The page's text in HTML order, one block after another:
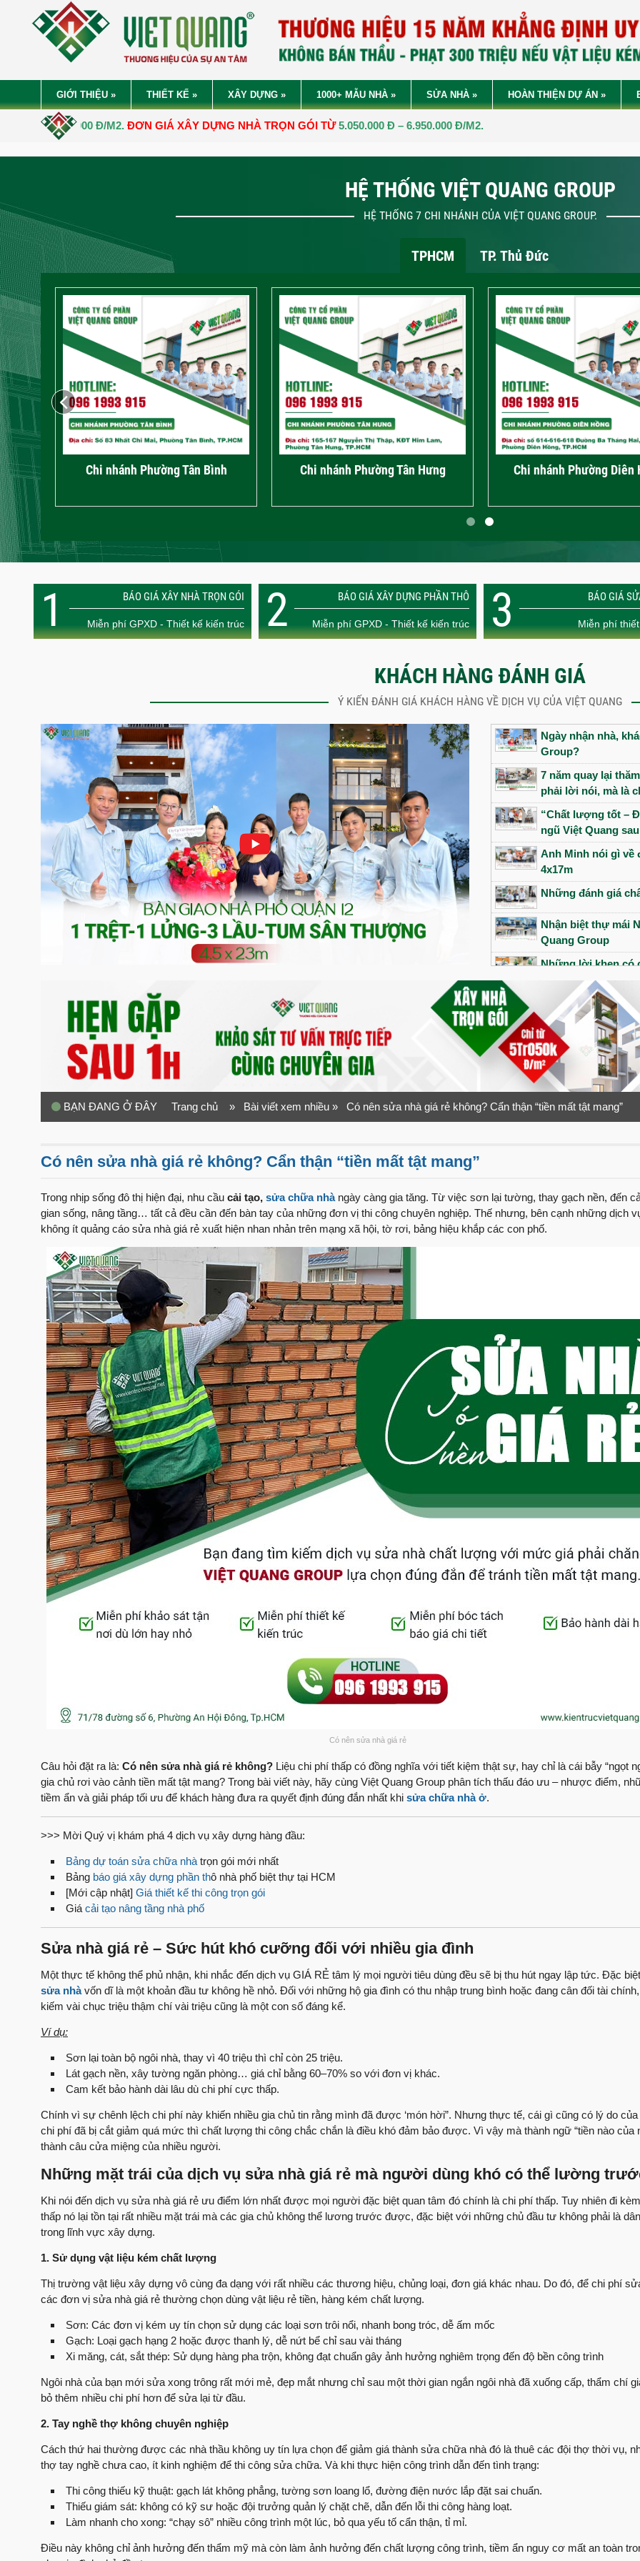
GIỚI THIỆU » THIẾT KẾ » XÂY DỰNG » 1000+ MẪU NHÀ » SỬA NHÀ » HOÀN THIỆN DỰ ÁN »
Đ/M2.ĐƠN GIÁ XÂY DỰNG NHÀ TRỌN GÓI TỪ5.050.000 Đ – 6.950.000 Đ/M2.
HỆ THỐNG VIỆT QUANG GROUP
HỆ THỐNG 7 CHI NHÁNH CỦA VIỆT QUANG GROUP.
TPHCM TP. Thủ Đức
Trụ sở chính – Phường An Hội Đông Chi nhánh Phường An Lạc Chi nhánh Tp.Thủ Đức
1 BÁO GIÁ XÂY NHÀ TRỌN GÓI
Miễn phí GPXD - Thiết kế kiến trúc 2 BÁO GIÁ XÂY DỰNG PHẦN THÔ
Miễn phí GPXD - Thiết kế kiến trúc 3 BÁO GIÁ
Miễn phí
KHÁCH HÀNG ĐÁNH GIÁ
Ý KIẾN ĐÁNH GIÁ KHÁCH HÀNG VỀ DỊCH VỤ CỦA VIỆT QUANG
Ngày nhận nhà,
Group?
7 năm quay lại
phải lời nói, mà là
“Chất lượng tốt –
ngũ Việt Quang
Anh Minh nói gì về
4x17m
Những đánh giá
Nhận biệt thự mái
Quang Group
Những lời khen có
công của đội ngũ
Bàn giao siêu
Tổ ấm đầu tiên
ra sao?
“Nhanh – Gọn –
Quang Group
Bàn giao nhà phố
1 năm sau bàn
An dưỡng tuổi già
Ninh
Lần đầu xây nhà
như thế nào?
“Tuyệt vời” mỹ từ
Chị Thơm nói gì
Ngày bàn giao –
9.5/10 điểm hài
mới
Nụ cười của anh
Việt Quang Group
Anh Sơn quận 12
Quang Group?
Nhận nhà mới chị
Vì sao anh Đạo tin
Việt Quang Group?
Nhận nhà 1 trệt 2
“Nhanh – Đúng
Việt Quang Group
Trọn niềm tin,
Sửa chữa nhà phố
Group như thế nào?
Anh Mông ngụ
Cảm nghĩ của anh
chữa?
Chủ công ty nước
Ngôi nhà “lột xác
Nhận nhà mới
Nhận xét trực tiếp
60 ngày lột xác
Anh An có cảm
Sửa nhà cùng Việt
Lắng nghe ý kiến
Những ý kiến của
Quang Group
Bàn giao nhà phố
Group
Bàn giao nhà |
Group
Review nhà |
Bàn giao nhà phố
Anh Tiến Quận 12
trình thi công xây
Bác sĩ Khôi chia
Những chi sẻ chân
tầng
Trao tay tổ ấm |
Nhân đôi niềm vui
anh Hải Tp. Thủ Đức
Bàn giao nhà phố
Việt Quang Group
Sửa chữa nhà phố
9.5/10 số điểm gần
BẠN ĐANG Ở ĐÂY Trang chủ » Bài viết xem nhiều » Có nên sửa nhà giá rẻ không? Cẩn thận “tiền mất tật mang”
Có nên sửa nhà giá rẻ không? Cẩn thận “tiền mất tật mang”
Trong nhịp sống đô thị hiện đại, nhu cầu cải tạo, sửa chữa nhà ngày càng gia tăng. Từ việc sơn lại tường, thay gạch nền, đến
gian sống, nâng tầng… tất cả đều cần đến bàn tay của những đơn vị thi công chuyên nghiệp. Thế nhưng, bên cạnh những dịch
không ít quảng cáo sửa nhà giá rẻ xuất hiện nhan nhản trên mạng xã hội, tờ rơi, bảng hiệu khắp các con phố.
Có nên sửa nhà giá rẻ
Câu hỏi đặt ra là: Có nên sửa nhà giá rẻ không? Liệu chi phí thấp có đồng nghĩa với tiết kiệm thật sự, hay chỉ là cái bẫy “ngọt
gia chủ rơi vào cảnh tiền mất tật mang? Trong bài viết này, hãy cùng Việt Quang Group phân tích thấu đáo ưu – nhược điểm,
tiềm ẩn và giải pháp tối ưu để khách hàng đưa ra quyết định đúng đắn nhất khi sửa chữa nhà ở.
>>> Mời Quý vị khám phá 4 dịch vụ xây dựng hàng đầu:
Bảng dự toán sửa chữa nhàtrọn gói mới nhất
Bảng báo giá xây dựng phần thô nhà phố biệt thự tại HCM
[Mới cập nhật] Giá thiết kế thi công trọn gói
Giácải tạo nâng tầng nhà phố
Sửa nhà giá rẻ – Sức hút khó cưỡng đối với nhiều gia đình
Một thực tế không thể phủ nhận, khi nhắc đến dịch vụ GIÁ RẺ tâm lý mọi người tiêu dùng đều sẽ bị thu hút ngay lập tức. Đặc
sửa nhàvốn dĩ là một khoản đầu tư không hề nhỏ. Đối với những hộ gia đình có thu nhập trung bình hoặc đang cân đối tài
kiếm vài chục triệu thậm chí vài triệu cũng là một con số đáng kể.
Ví dụ:
Sơn lại toàn bộ ngôi nhà, thay vì 40 triệu thì chỉ còn 25 triệu.
Lát gạch nền, xây tường ngăn phòng… giá chỉ bằng 60–70% so với đơn vị khác.
Cam kết bảo hành dài lâu dù chi phí cực thấp.
Chính vì sự chênh lệch chi phí này khiến nhiều gia chủ tin rằng mình đã được ‘món hời”. Nhưng thực tế, cái gì cũng có lý do
chi phí đã bị cắt giảm quá mức thì chất lượng thi công chắc chắn là điều khó đảm bảo được. Vì vậy mà thành ngữ “tiền nào của
thành câu cửa miệng của nhiều người.
Những mặt trái của dịch vụ sửa nhà giá rẻ mà người dùng khó có thể lường
Khi nói đến dịch vụ sửa nhà giá rẻ ưu điểm lớn nhất được mọi người đặc biệt quan tâm đó chính là chi phí thấp. Tuy nhiên đi
thấp nó lại tồn tại rất nhiều mặt trái mà các gia chủ không thể lương trước được, đặc biệt với những chủ đầu tư không phải là
trong lĩnh vực xây dựng.
1. Sử dụng vật liệu kém chất lượng
Thị trường vật liệu xây dựng vô cùng đa dạng với rất nhiều các thương hiệu, chủng loại, đơn giá khác nhau. Do đó, để chi phí
các đơn vị sửa nhà giá rẻ thường chọn dùng vật liệu rẻ tiền, hàng kém chất lượng.
Sơn: Các đơn vị kém uy tín chọn sử dụng các loại sơn trôi nổi, nhanh bong tróc, dễ ấm mốc
Gạch: Loại gạch hạng 2 hoặc được thanh lý, dễ nứt bể chỉ sau vài tháng
Xi măng, cát, sắt thép: Sử dụng hàng pha trộn, không đạt chuẩn gây ảnh hưởng nghiêm trọng đến độ bền công trình
Ngôi nhà của bạn mới sửa xong trông rất mới mẻ, đẹp mắt nhưng chỉ sau một thời gian ngắn ngôi nhà đã xuống cấp, thẩm chí
bỏ thêm nhiều chi phí hơn để sửa lại từ đầu.
2. Tay nghề thợ không chuyên nghiệp
Cách thứ hai thường được các nhà thầu không uy tín lựa chọn để giảm giá thành sửa chữa nhà đó là thuê các đội thợ thời vụ,
thợ tay nghề chưa cao, ít kinh nghiệm để thi công sửa chữa. Và khi thực hiện công trình dẫn đến tình trạng:
Thi công thiếu kỹ thuật: gạch lát không phẳng, tường sơn loang lổ, đường điện nước lắp đặt sai chuẩn.
Thiếu giám sát: không có kỹ sư hoặc đội trưởng quản lý chặt chẽ, dẫn đến lỗi thi công hàng loạt.
Làm nhanh cho xong: “chạy sô” nhiều công trình một lúc, bỏ qua yếu tố cẩn thận, tỉ mỉ.
Điều này không chỉ ảnh hưởng đến thẩm mỹ mà còn làm ảnh hưởng đến chất lượng công trình, tiềm ẩn nguy cơ mất an toàn